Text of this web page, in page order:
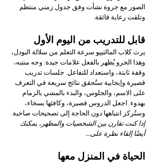
الصور مع جروة نشأت وفق جدول زمني منتظم
وتلقت رعاية فائقة.
قابل للتدريب من اليوم الأول
يرث كلاب المالتيپو سرعة التعلم من سلالة البودل،
وهذا الجرو يُظهر بالفعل علامات جيدة: وجه منتبه،
وقفة ثابتة، واستعداد للتفاعل. جلسات تدريب
قصيرة وإيجابية ستُحقق نتائج سريعة في التعرف
على الاسم، والجلوس، والبدء بالمشي بالزمام
بهدوء. اجعل الدروس قصيرة، وكافئها بسخاء،
وستُركز انتباهها دون الحاجة إلى تصحيحات صاخبة.
إذا كنت تقارن بين الشخصيات والمظهر، يمكنك
أيضًا إلقاء نظرة على...
الحياة في المنزل معها